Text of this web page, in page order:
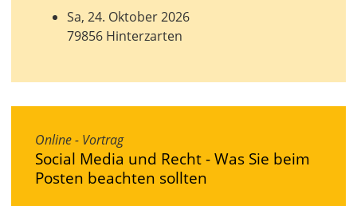
Sa, 24. Oktober 2026
79856 Hinterzarten
Online - Vortrag
Social Media und Recht - Was Sie beim
Posten beachten sollten